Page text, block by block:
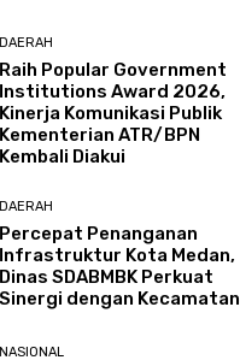
DAERAH
Raih Popular Government
Institutions Award 2026,
Kinerja Komunikasi Publik
Kementerian ATR/BPN
Kembali Diakui
DAERAH
Percepat Penanganan
Infrastruktur Kota Medan,
Dinas SDABMBK Perkuat
Sinergi dengan Kecamatan
NASIONAL